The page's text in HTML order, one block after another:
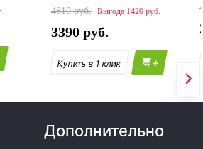
4810
1420
3390
+
Дополнительно